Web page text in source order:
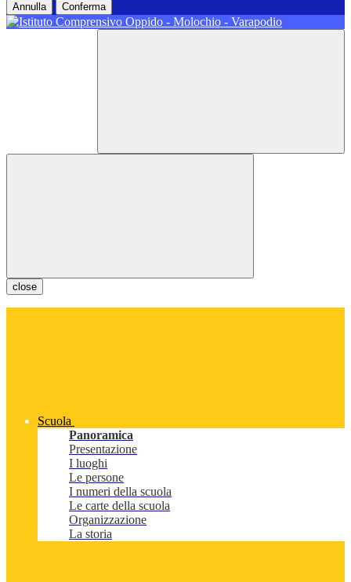
Annulla Conferma
close
Scuola
Panoramica
Presentazione
I luoghi
Le persone
I numeri della scuola
Le carte della scuola
Organizzazione
La storia